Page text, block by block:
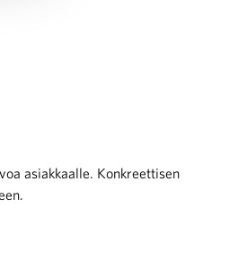
asiakkaalle. Konkreettisen